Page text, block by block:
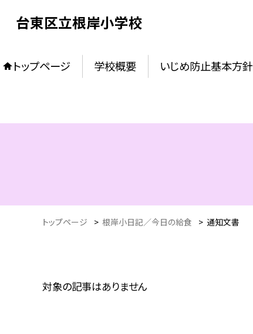
台東区立根岸小学校
トップページ 学校概要 いじめ防止基本方針
トップページ > 根岸小日記／今日の給食 > 通知文書
対象の記事はありません